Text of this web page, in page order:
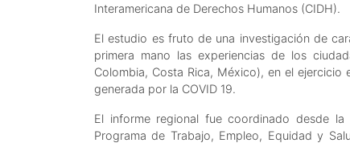
Interamericana de Derechos Humanos (CIDH).
El estudio es fruto de una investigación de
primera mano las experiencias de los
Colombia, Costa Rica, México), en el
generada por la COVID 19.
El informe regional fue coordinado desde la
Programa de Trabajo, Empleo, Equidad y